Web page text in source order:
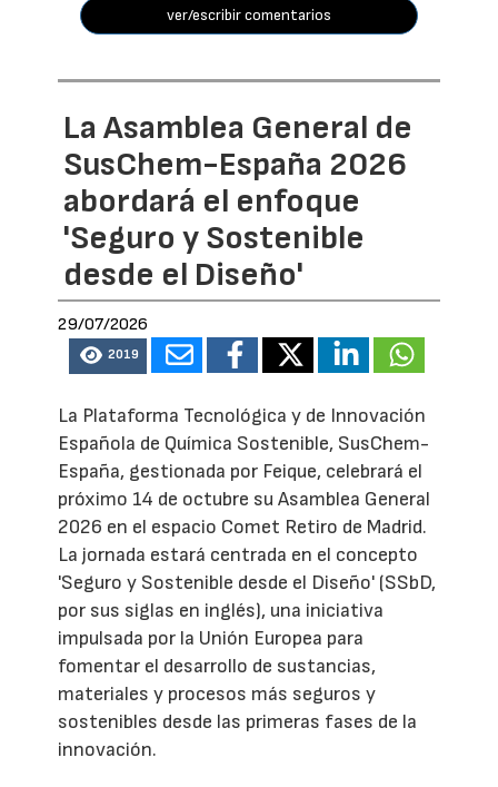
ver/escribir comentarios
La Asamblea General de
SusChem-España 2026
abordará el enfoque
'Seguro y Sostenible
desde el Diseño'
29/07/2026
2019
La Plataforma Tecnológica y de Innovación
Española de Química Sostenible, SusChem-
España, gestionada por Feique, celebrará el
próximo 14 de octubre su Asamblea General
2026 en el espacio Comet Retiro de Madrid.
La jornada estará centrada en el concepto
'Seguro y Sostenible desde el Diseño' (SSbD,
por sus siglas en inglés), una iniciativa
impulsada por la Unión Europea para
fomentar el desarrollo de sustancias,
materiales y procesos más seguros y
sostenibles desde las primeras fases de la
innovación.